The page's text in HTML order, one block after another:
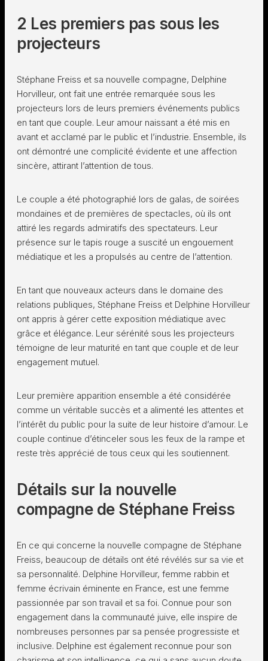
2 Les premiers pas sous les
projecteurs
Stéphane Freiss et sa nouvelle compagne, Delphine
Horvilleur, ont fait une entrée remarquée sous les
projecteurs lors de leurs premiers événements publics
en tant que couple. Leur amour naissant a été mis en
avant et acclamé par le public et l’industrie. Ensemble, ils
ont démontré une complicité évidente et une affection
sincère, attirant l’attention de tous.
Le couple a été photographié lors de galas, de soirées
mondaines et de premières de spectacles, où ils ont
attiré les regards admiratifs des spectateurs. Leur
présence sur le tapis rouge a suscité un engouement
médiatique et les a propulsés au centre de l’attention.
En tant que nouveaux acteurs dans le domaine des
relations publiques, Stéphane Freiss et Delphine Horvilleur
ont appris à gérer cette exposition médiatique avec
grâce et élégance. Leur sérénité sous les projecteurs
témoigne de leur maturité en tant que couple et de leur
engagement mutuel.
Leur première apparition ensemble a été considérée
comme un véritable succès et a alimenté les attentes et
l’intérêt du public pour la suite de leur histoire d’amour. Le
couple continue d’étinceler sous les feux de la rampe et
reste très apprécié de tous ceux qui les soutiennent.
Détails sur la nouvelle
compagne de Stéphane Freiss
En ce qui concerne la nouvelle compagne de Stéphane
Freiss, beaucoup de détails ont été révélés sur sa vie et
sa personnalité. Delphine Horvilleur, femme rabbin et
femme écrivain éminente en France, est une femme
passionnée par son travail et sa foi. Connue pour son
engagement dans la communauté juive, elle inspire de
nombreuses personnes par sa pensée progressiste et
inclusive. Delphine est également reconnue pour son